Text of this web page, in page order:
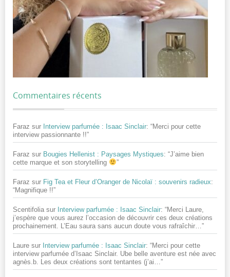
Commentaires récents
Faraz sur Interview parfumée : Isaac Sinclair: “Merci pour cette
interview passionnante !!”
Faraz sur Bougies Hellenist : Paysages Mystiques: “J’aime bien
cette marque et son storytelling
”
Faraz sur Fig Tea et Fleur d’Oranger de Nicolaï : souvenirs radieux:
“Magnifique !!”
Scentifolia sur Interview parfumée : Isaac Sinclair: “Merci Laure,
j’espère que vous aurez l’occasion de découvrir ces deux créations
prochainement. L’Eau saura sans aucun doute vous rafraîchir…”
Laure sur Interview parfumée : Isaac Sinclair: “Merci pour cette
interview parfumée d’Isaac Sinclair. Ube belle aventure est née avec
agnès.b. Les deux créations sont tentantes (j’ai…”